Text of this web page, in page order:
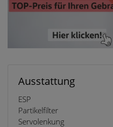
Ausstattung
ESP
Partikelfilter
Servolenkung